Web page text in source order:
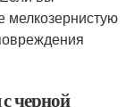
мелкозернистую
черной